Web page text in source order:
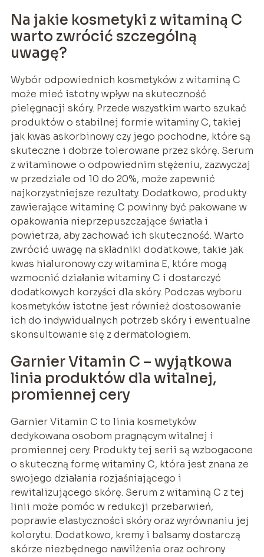
Na jakie kosmetyki z witaminą C
warto zwrócić szczególną
uwagę?
Wybór odpowiednich kosmetyków z witaminą C
może mieć istotny wpływ na skuteczność
pielęgnacji skóry. Przede wszystkim warto szukać
produktów o stabilnej formie witaminy C, takiej
jak kwas askorbinowy czy jego pochodne, które są
skuteczne i dobrze tolerowane przez skórę. Serum
z witaminowe o odpowiednim stężeniu, zazwyczaj
w przedziale od 10 do 20%, może zapewnić
najkorzystniejsze rezultaty. Dodatkowo, produkty
zawierające witaminę C powinny być pakowane w
opakowania nieprzepuszczające światła i
powietrza, aby zachować ich skuteczność. Warto
zwrócić uwagę na składniki dodatkowe, takie jak
kwas hialuronowy czy witamina E, które mogą
wzmocnić działanie witaminy C i dostarczyć
dodatkowych korzyści dla skóry. Podczas wyboru
kosmetyków istotne jest również dostosowanie
ich do indywidualnych potrzeb skóry i ewentualne
skonsultowanie się z dermatologiem.
Garnier Vitamin C – wyjątkowa
linia produktów dla witalnej,
promiennej cery
Garnier Vitamin C to linia kosmetyków
dedykowana osobom pragnącym witalnej i
promiennej cery. Produkty tej serii są wzbogacone
o skuteczną formę witaminy C, która jest znana ze
swojego działania rozjaśniającego i
rewitalizującego skórę. Serum z witaminą C z tej
linii może pomóc w redukcji przebarwień,
poprawie elastyczności skóry oraz wyrównaniu jej
kolorytu. Dodatkowo, kremy i balsamy dostarczą
skórze niezbędnego nawilżenia oraz ochrony